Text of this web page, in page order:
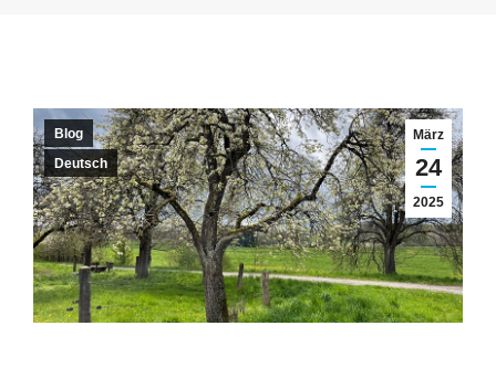
März
24
2025
Blog
Deutsch